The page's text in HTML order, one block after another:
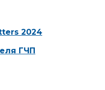
2024
ГЧП